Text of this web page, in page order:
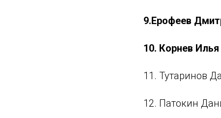
9.Ерофеев
10. Корнев
11. Тутаринов
12. Патокин